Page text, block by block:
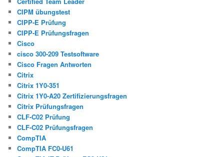
CIPM übungstest
CIPP-E Prüfung
CIPP-E Prüfungsfragen
Cisco
cisco 300-209 Testsoftware
Cisco Fragen Antworten
Citrix
Citrix 1Y0-351
Citrix 1Y0-A20 Zertifizierungsfragen
Citrix Prüfungsfragen
CLF-C02 Prüfung
CLF-C02 Prüfungsfragen
CompTIA
CompTIA FC0-U61